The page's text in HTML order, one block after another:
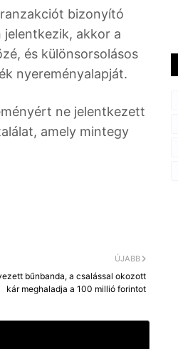
bizonyító
akkor a
és különsorsolásos
nyereményalapját.
ne jelentkezett
amely mintegy
ÚJABB
bűnbanda, a csalással okozott
kár meghaladja a 100 millió forintot